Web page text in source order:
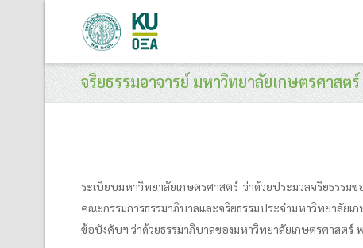
จริยธรรมอาจารย์ มหาวิทยาลัยเกษตรศาสตร์
ระเบียบมหาวิทยาลัยเกษตรศาสตร์ ว่าด้วยประมวลจริยธรรม
คณะกรรมการธรรมาภิบาลและจริยธรรมประจำมหาวิทยาลัยเ
ข้อบังคับฯ ว่าด้วยธรรมาภิบาลของมหาวิทยาลัยเกษตรศาสตร์